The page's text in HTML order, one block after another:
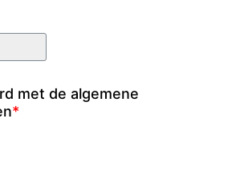
met de algemene
*